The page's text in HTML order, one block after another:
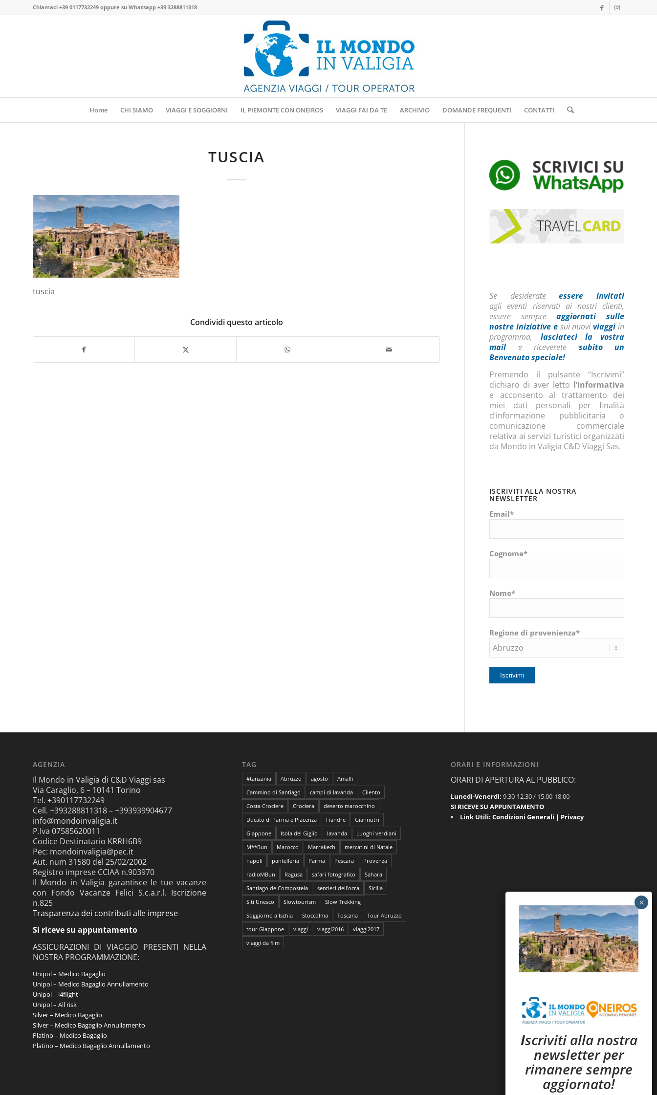
Chiamaci +39 0117732249 oppure su Whatsapp +39 3288811318
Home CHI SIAMO VIAGGI E SOGGIORNI IL PIEMONTE CON ONEIROS VIAGGI FAI DA TE ARCHIVIO DOMANDE FREQUENTI CONTATTI
TUSCIA
tuscia
Condividi questo articolo
Se desiderateessere invitati
agli eventi riservati ai nostri clienti,
essere sempreaggiornati sulle
nostre iniziative esui nuoviviaggi in
programma, lasciateci la vostra
mail e riceverete subito un
Benvenuto speciale!
Premendo il pulsante “Iscrivimi”
dichiaro di aver letto l’informativa
e acconsento al trattamento dei
miei dati personali per finalità
d’informazione pubblicitaria o
comunicazione commerciale
relativa ai servizi turistici organizzati
da Mondo in Valigia C&D Viaggi Sas.
ISCRIVITI ALLA NOSTRA
NEWSLETTER
Email*
Cognome*
Nome*
Regione di provenienza*
AGENZIA
Il Mondo in Valigia di C&D Viaggi sas
Via Caraglio, 6 – 10141 Torino
Tel. +390117732249
Cell. +393288811318 – +393939904677
info@mondoinvaligia.it
P.Iva 07585620011
Codice Destinatario KRRH6B9
Pec: mondoinvaligia@pec.it
Aut. num 31580 del 25/02/2002
Registro imprese CCIAA n.903970
Il Mondo in Valigia garantisce le tue vacanze
con Fondo Vacanze Felici S.c.a.r.l. Iscrizione
n.825
Trasparenza dei contributi alle imprese
Si riceve su appuntamento
ASSICURAZIONI DI VIAGGIO PRESENTI NELLA
NOSTRA PROGRAMMAZIONE:
Unipol – Medico Bagaglio
Unipol – Medico Bagaglio Annullamento
Unipol – i4flight
Unipol – All risk
Silver – Medico Bagaglio
Silver – Medico Bagaglio Annullamento
Platino – Medico Bagaglio
Platino – Medico Bagaglio Annullamento
TAG
#tanzania Abruzzo agosto
Amalfi
Cammino di Santiago
campi di lavanda
Cilento
Costa Crociere
Crociera
deserto marocchino
Ducato di Parma e Piacenza
Fiandre
Giannutri
Giappone
Isola del Giglio lavanda
Luoghi verdiani
M**Bun
Marocco Marrakech
mercatini di Natale
napoli
pantelleria Parma Pescara
Provenza
radioMBun
Ragusa safari fotografico
Sahara
Santiago de Compostela
sentieri dell'ocra
Sicilia
Siti Unesco
Slowtourism
Slow Trekking
Soggiorno a Ischia
Stoccolma Toscana
Tour Abruzzo
tour Giappone
viaggi viaggi2016
viaggi2017
viaggi da film
ORARI E INFORMAZIONI
ORARI DI APERTURA AL PUBBLICO:
Lunedì-Venerdì:9.30-12.30 / 15.00-18.00
SI RICEVE SU APPUNTAMENTO
Link Utili:Condizioni Generali | Privacy
Iscriviti alla nostra
newsletter per
rimanere sempre
aggiornato!